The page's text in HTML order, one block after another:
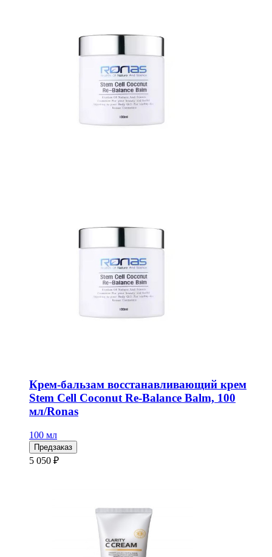
Крем-бальзам восстанавливающий крем
Stem Cell Coconut Re-Balance Balm, 100
мл/Ronas
100 мл
Предзаказ
5 050 ₽